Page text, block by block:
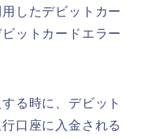
したデビットカー
ットカードエラー
る時に、デビット
口座に入金される